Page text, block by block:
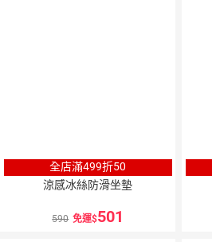
全店滿499折50
涼感冰絲防滑坐墊
590 免運 501